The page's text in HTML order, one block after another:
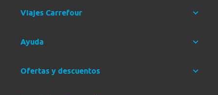
Viajes Carrefour
Ayuda
Ofertas y descuentos